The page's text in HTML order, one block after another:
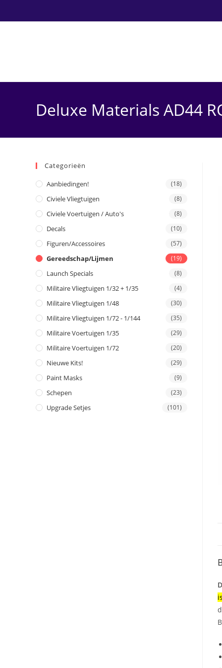
Deluxe Materials AD44
Categorieën
Aanbiedingen! (18)
Civiele Vliegtuigen (8)
Civiele Voertuigen / Auto's (8)
Decals (10)
Figuren/Accessoires (57)
Gereedschap/Lijmen (19)
Launch Specials (8)
Militaire Vliegtuigen 1/32 + 1/35 (4)
Militaire Vliegtuigen 1/48 (30)
Militaire Vliegtuigen 1/72 - 1/144 (35)
Militaire Voertuigen 1/35 (29)
Militaire Voertuigen 1/72 (20)
Nieuwe Kits! (29)
Paint Masks (9)
Schepen (23)
Upgrade Setjes (101)